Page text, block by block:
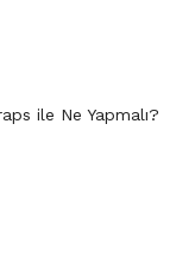
ile Ne Yapmalı?